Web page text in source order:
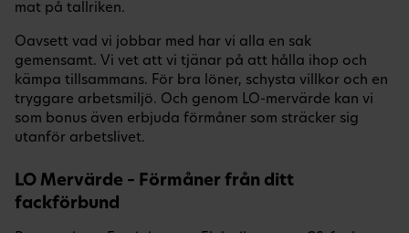
mat på tallriken.
Oavsett vad vi jobbar med har vi alla en sak
gemensamt. Vi vet att vi tjänar på att hålla ihop och
kämpa tillsammans. För bra löner, schysta villkor och en
tryggare arbetsmiljö. Och genom LO-mervärde kan vi
som bonus även erbjuda förmåner som sträcker sig
utanför arbetslivet.
LO Mervärde – Förmåner från ditt
fackförbund